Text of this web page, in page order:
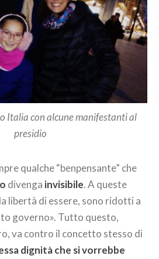
Italia con alcune manifestanti al
presidio
qualche “benpensante” che
divenga invisibile. A queste
libertà di essere, sono ridotti a
governo». Tutto questo,
va contro il concetto stesso di
dignità che si vorrebbe